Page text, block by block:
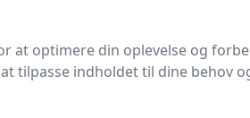
Boligcenter.dk Bedste pris
916 kr.
at optimere din oplevelse og
tilpasse indholdet til dine behov